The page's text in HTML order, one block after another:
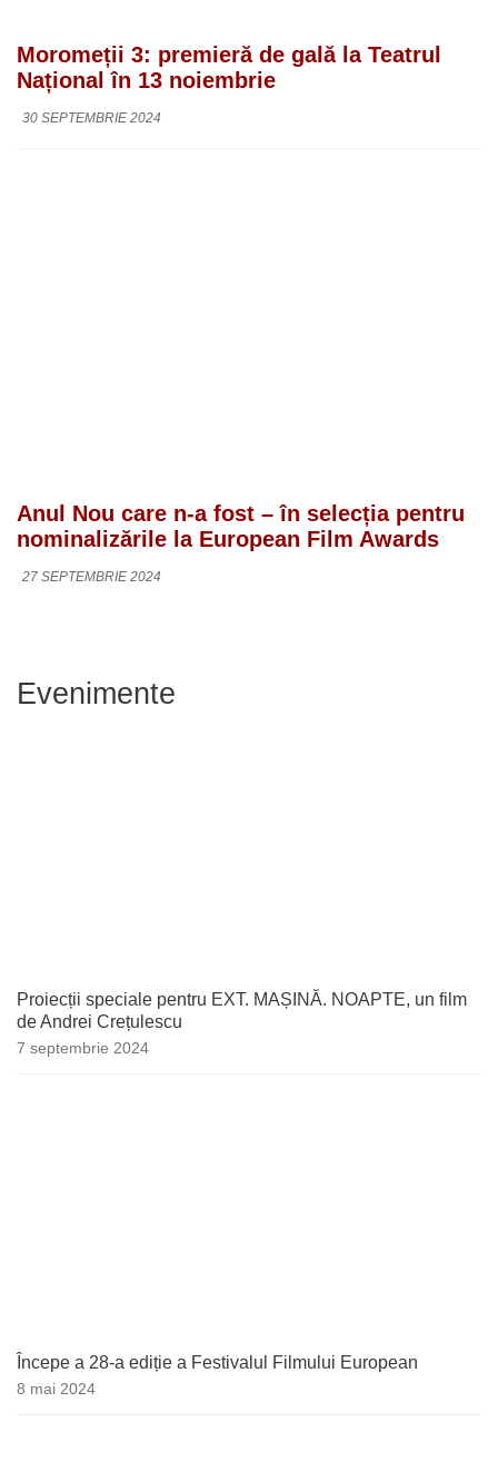
Moromeții 3: premieră de gală la Teatrul
Național în 13 noiembrie
30 SEPTEMBRIE 2024
Anul Nou care n-a fost – în selecția pentru
nominalizările la European Film Awards
27 SEPTEMBRIE 2024
Evenimente
Proiecții speciale pentru EXT. MAȘINĂ. NOAPTE, un film
de Andrei Crețulescu
7 septembrie 2024
Începe a 28-a ediție a Festivalul Filmului European
8 mai 2024